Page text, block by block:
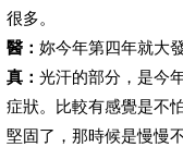
很多。
醫： 妳今年第四年就大
真：光汗的部分，是今
症狀。比較有感覺是不
堅固了，那時候是慢慢